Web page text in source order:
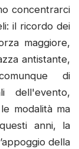
concentrarci
il ricordo dei
maggiore,
antistante,
di
dell'evento,
modalità ma
anni, la
della